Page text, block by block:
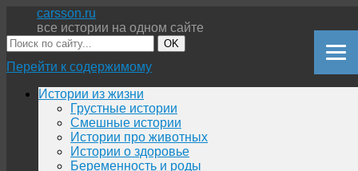
carsson.ru
все истории на одном сайте
OK
Перейти к содержимому
Истории из жизни
Грустные истории
Смешные истории
Истории про животных
Истории о здоровье
Беременность и роды